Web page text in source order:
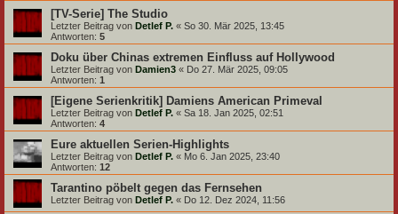
[TV-Serie] The Studio
Letzter Beitrag von Detlef P. « So 30. Mär 2025, 13:45
Antworten: 5
Doku über Chinas extremen Einfluss auf Hollywood
Letzter Beitrag von Damien3 « Do 27. Mär 2025, 09:05
Antworten: 1
[Eigene Serienkritik] Damiens American Primeval
Letzter Beitrag von Detlef P. « Sa 18. Jan 2025, 02:51
Antworten: 4
Eure aktuellen Serien-Highlights
Letzter Beitrag von Detlef P. « Mo 6. Jan 2025, 23:40
Antworten: 12
Tarantino pöbelt gegen das Fernsehen
Letzter Beitrag von Detlef P. « Do 12. Dez 2024, 11:56